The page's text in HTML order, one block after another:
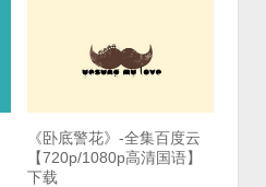
《卧底警花》-全集百度云
【720p/1080p高清国语】
下载